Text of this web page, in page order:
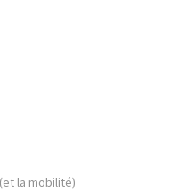
la mobilité)